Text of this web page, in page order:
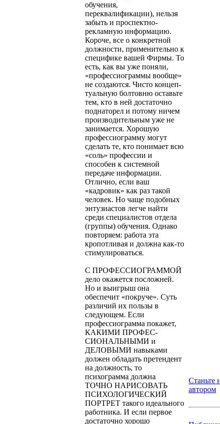
обучения,
переквалификации), нельзя
забыть и проспектно-
рекламную информацию.
Короче, все о конкретной
должности, применительно к
специфике вашей Фирмы. То
есть, как вы уже поняли,
«профессиограммы вообще»
не создаются. Чисто концеп­
туальную болтовню оставьте
тем, кто в ней достаточно
поднаторел и потому ничем
производительным уже не
занимается. Хорошую
профессиограмму могут
сделать те, кто понимает всю
«соль» про­фессии и
способен к системной
передаче информации.
Отлично, если ваш
«кадровик» как раз такой
человек. Но чаще подобных
эн­тузиастов легче найти
среди специалистов отдела
(группы) обучения. Однако
повторяем: работа эта
кропотливая и должна как-то
стимулироваться.
С ПРОФЕССИОГРАММОЙ
дело окажется посложней.
Но и выигрыш она
обеспечит «покруче». Суть
различий их пользы в
следующем. Если
профессиограмма покажет,
КАКИМИ ПРОФЕС­
СИОНАЛЬНЫМИ и
ДЕЛОВЫМИ навыками
должен обладать пре­тендент
на должность, то
психограмма должна
ТОЧНО НАРИСО­ВАТЬ
ПСИХОЛОГИЧЕСКИЙ
ПОРТРЕТ такого идеального
работ­ника. И если первое
достаточно хорошо
Станьте
автором